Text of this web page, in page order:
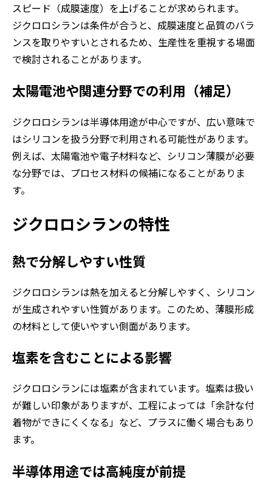
スピード（成膜速度）を上げることが求められます。
ジクロロシランは条件が合うと、成膜速度と品質のバラ
ンスを取りやすいとされるため、生産性を重視する場面
で検討されることがあります。
太陽電池や関連分野での利用（補足）
ジクロロシランは半導体用途が中心ですが、広い意味で
はシリコンを扱う分野で利用される可能性があります。
例えば、太陽電池や電子材料など、シリコン薄膜が必要
な分野では、プロセス材料の候補になることがありま
す。
ジクロロシランの特性
熱で分解しやすい性質
ジクロロシランは熱を加えると分解しやすく、シリコン
が生成されやすい性質があります。このため、薄膜形成
の材料として使いやすい側面があります。
塩素を含むことによる影響
ジクロロシランには塩素が含まれています。塩素は扱い
が難しい印象がありますが、工程によっては「余計な付
着物ができにくくなる」など、プラスに働く場合もあり
ます。
半導体用途では高純度が前提